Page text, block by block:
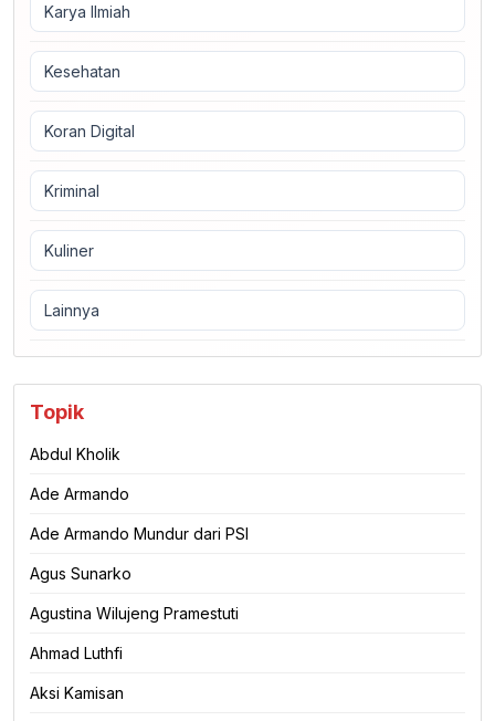
Karya Ilmiah
Kesehatan
Koran Digital
Kriminal
Kuliner
Lainnya
Topik
Abdul Kholik
Ade Armando
Ade Armando Mundur dari PSI
Agus Sunarko
Agustina Wilujeng Pramestuti
Ahmad Luthfi
Aksi Kamisan